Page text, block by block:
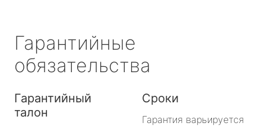
Гарантийные
обязательства
Гарантийный
талон
Сроки
Гарантия варьируется